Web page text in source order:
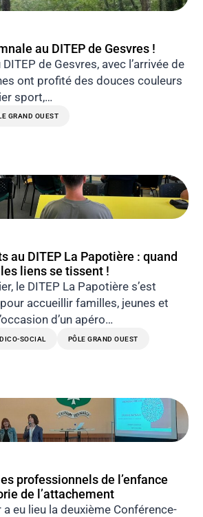
au DITEP de Gesvres !
de Gesvres, avec l’arrivée de
ont profité des douces couleurs
sport,…
GRAND OUEST
au DITEP La Papotière : quand
liens se tissent !
le DITEP La Papotière s’est
accueillir familles, jeunes et
d’un apéro…
SOCIAL PÔLE GRAND OUEST
professionnels de l’enfance
de l’attachement
a eu lieu la deuxième Conférence-